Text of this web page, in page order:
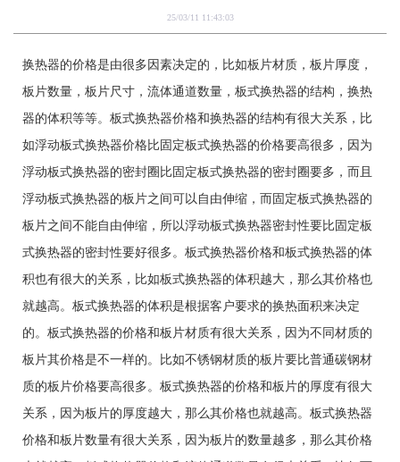
25/03/11 11:43:03
换热器的价格是由很多因素决定的，比如板片材质，板片厚度，
板片数量，板片尺寸，流体通道数量，板式换热器的结构，换热
器的体积等等。板式换热器价格和换热器的结构有很大关系，比
如浮动板式换热器价格比固定板式换热器的价格要高很多，因为
浮动板式换热器的密封圈比固定板式换热器的密封圈要多，而且
浮动板式换热器的板片之间可以自由伸缩，而固定板式换热器的
板片之间不能自由伸缩，所以浮动板式换热器密封性要比固定板
式换热器的密封性要好很多。板式换热器价格和板式换热器的体
积也有很大的关系，比如板式换热器的体积越大，那么其价格也
就越高。板式换热器的体积是根据客户要求的换热面积来决定
的。板式换热器的价格和板片材质有很大关系，因为不同材质的
板片其价格是不一样的。比如不锈钢材质的板片要比普通碳钢材
质的板片价格要高很多。板式换热器的价格和板片的厚度有很大
关系，因为板片的厚度越大，那么其价格也就越高。板式换热器
价格和板片数量有很大关系，因为板片的数量越多，那么其价格